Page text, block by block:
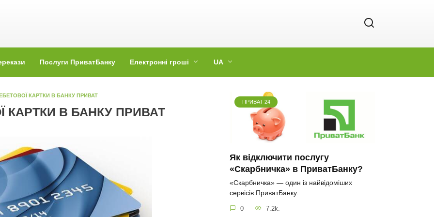
Послуги ПриватБанку Електронні гроші UA
КАРТКИ В БАНКУ ПРИВАТ
КАРТКИ В БАНКУ ПРИВАТ
ПРИВАТ 24
Як відключити послугу
«Скарбничка» в ПриватБанку?
«Скарбничка» — один із найвідоміших
сервісів ПриватБанку.
0 7.2k.